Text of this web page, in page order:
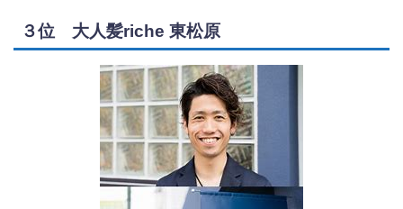
３位 大人髪riche 東松原